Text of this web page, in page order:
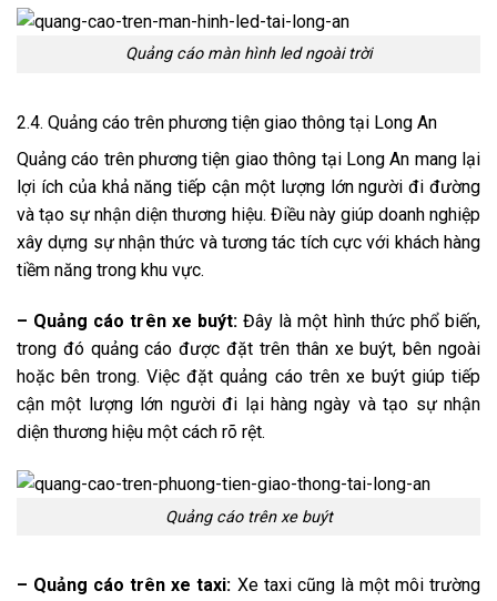
Quảng cáo màn hình led ngoài trời
2.4. Quảng cáo trên phương tiện giao thông tại Long An
Quảng cáo trên phương tiện giao thông tại Long An mang lại
lợi ích của khả năng tiếp cận một lượng lớn người đi đường
và tạo sự nhận diện thương hiệu. Điều này giúp doanh nghiệp
xây dựng sự nhận thức và tương tác tích cực với khách hàng
tiềm năng trong khu vực.
– Quảng cáo trên xe buýt:Đây là một hình thức phổ biến,
trong đó quảng cáo được đặt trên thân xe buýt, bên ngoài
hoặc bên trong. Việc đặt quảng cáo trên xe buýt giúp tiếp
cận một lượng lớn người đi lại hàng ngày và tạo sự nhận
diện thương hiệu một cách rõ rệt.
Quảng cáo trên xe buýt
– Quảng cáo trên xe taxi: Xe taxi cũng là một môi trường